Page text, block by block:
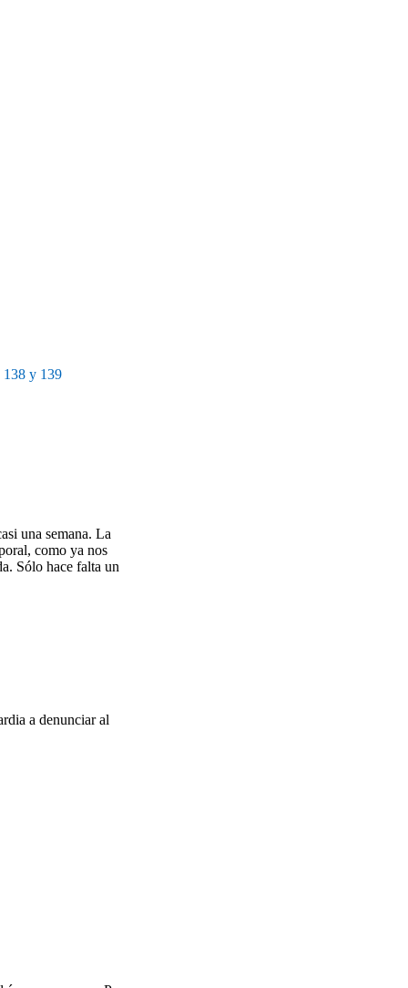
y 139
una semana. La
como ya nos
Sólo hace falta un
a denunciar al